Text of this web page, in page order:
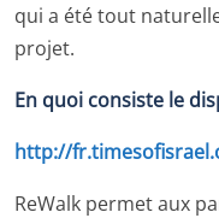
qui a été tout
projet.
En quoi consiste le
http://
ReWalk permet aux